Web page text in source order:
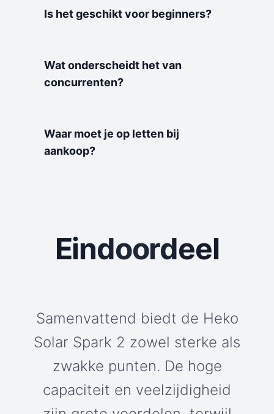
Is het geschikt voor beginners?
Wat onderscheidt het van
concurrenten?
Waar moet je op letten bij
aankoop?
Eindoordeel
Samenvattend biedt de Heko
Solar Spark 2 zowel sterke als
zwakke punten. De hoge
capaciteit en veelzijdigheid